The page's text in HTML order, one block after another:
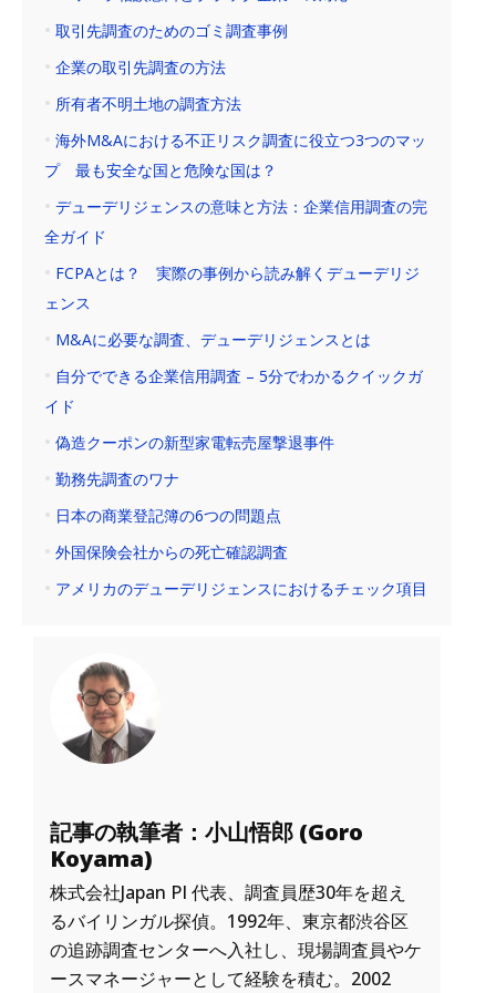
取引先調査のためのゴミ調査事例
企業の取引先調査の方法
所有者不明土地の調査方法
海外M&Aにおける不正リスク調査に役立つ3つのマッ
プ 最も安全な国と危険な国は？
デューデリジェンスの意味と方法：企業信用調査の完
全ガイド
FCPAとは？ 実際の事例から読み解くデューデリジ
ェンス
M&Aに必要な調査、デューデリジェンスとは
自分でできる企業信用調査 – 5分でわかるクイックガ
イド
偽造クーポンの新型家電転売屋撃退事件
勤務先調査のワナ
日本の商業登記簿の6つの問題点
外国保険会社からの死亡確認調査
アメリカのデューデリジェンスにおけるチェック項目
記事の執筆者：小山悟郎 (Goro
Koyama)
株式会社Japan PI 代表、調査員歴30年を超え
るバイリンガル探偵。1992年、東京都渋谷区
の追跡調査センターへ入社し、現場調査員やケ
ースマネージャーとして経験を積む。2002